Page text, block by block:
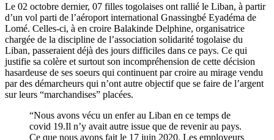
Le 02 octobre dernier, 07 filles togolaises ont rallié le Liban, à partir
d’un vol parti de l’aéroport international Gnassingbé Eyadéma de
Lomé. Celles-ci, à en croire Balakinde Delphine, organisatrice
chargée de la discipline de l’association solidarité togolaise du
Liban, passeraient déjà des jours difficiles dans ce pays. Ce qui
justifie sa colère et surtout son incompréhension de cette décision
hasardeuse de ses soeurs qui continuent par croire au mirage vendu
par des démarcheurs qui n’ont autre objectif que se faire de l’argent
sur leurs “marchandises” placées.
“Nous avons vécu un enfer au Liban en ce temps de
covid 19.Il n’y avait autre issue que de revenir au pays.
Ce que nous avons fait le 17 juin 2020. Les employeurs